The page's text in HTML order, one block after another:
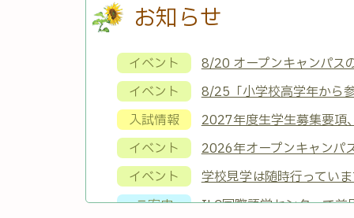
お知らせ
イベント
8/20 オープンキャンパス
イベント
8/25「小学校高学年から
入試情報
2027年度生学生募集要項
イベント
2026年オープンキャンパ
イベント
学校見学は随時行ってい
ご案内
ILC国際語学センターで